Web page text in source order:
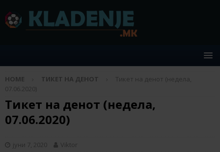
HOME ТИКЕТ НА ДЕНОТ
Тикет на денот (недела,
07.06.2020)
Тикет на денот (недела,
07.06.2020)
јуни 7, 2020 Viktor